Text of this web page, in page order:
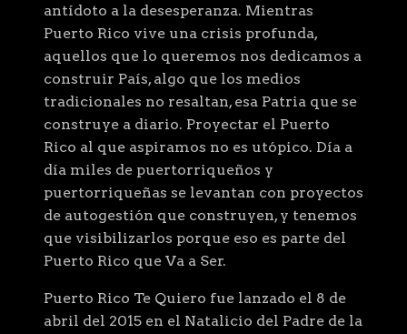
antídoto a la desesperanza. Mientras
Puerto Rico vive una crisis profunda,
aquellos que lo queremos nos dedicamos a
construir País, algo que los medios
tradicionales no resaltan, esa Patria que se
construye a diario. Proyectar el Puerto
Rico al que aspiramos no es utópico. Día a
día miles de puertorriqueños y
puertorriqueñas se levantan con proyectos
de autogestión que construyen, y tenemos
que visibilizarlos porque eso es parte del
Puerto Rico que Va a Ser.
Puerto Rico Te Quiero fue lanzado el 8 de
abril del 2015 en el Natalicio del Padre de la